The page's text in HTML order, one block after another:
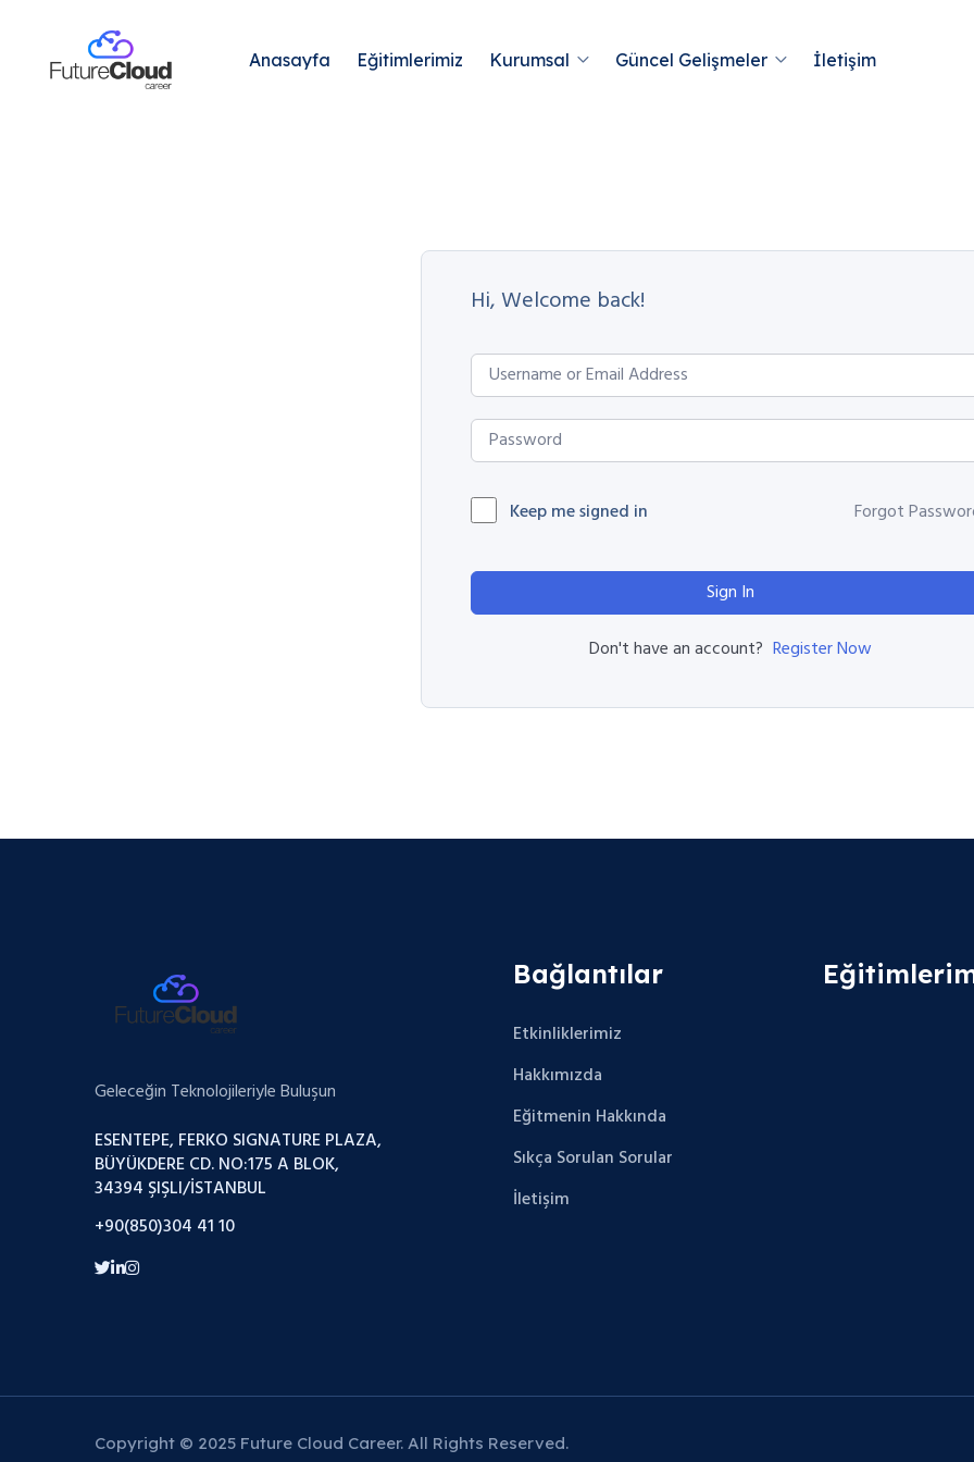
Anasayfa Eğitimlerimiz Kurumsal Güncel Gelişmeler İletişim
Hi, Welcome back!
Keep me signed in Forgot
Sign In
Don't have an account? Register Now
Geleceğin Teknolojileriyle Buluşun
ESENTEPE, FERKO SIGNATURE PLAZA,
BÜYÜKDERE CD. NO:175 A BLOK,
34394 ŞIŞLI/İSTANBUL
+90(850)304 41 10
Bağlantılar
Etkinliklerimiz
Hakkımızda
Eğitmenin Hakkında
Sıkça Sorulan Sorular
İletişim
Copyright © 2025 Future Cloud Career. All Rights Reserved.